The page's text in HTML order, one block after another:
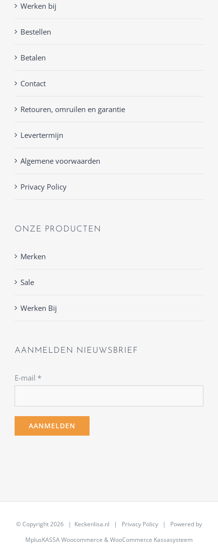
Werken bij
Bestellen
Betalen
Contact
Retouren, omruilen en garantie
Levertermijn
Algemene voorwaarden
Privacy Policy
ONZE PRODUCTEN
Merken
Sale
Werken Bij
AANMELDEN NIEUWSBRIEF
E-mail *
© Copyright2026 | Keckenlisa.nl | Privacy Policy | Powered by
MplusKASSA Woocommerce &WooCommerce Kassasysteem